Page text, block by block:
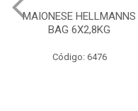
MAIONESE HELLMANNS
BAG 6X2,8KG
Código: 6476